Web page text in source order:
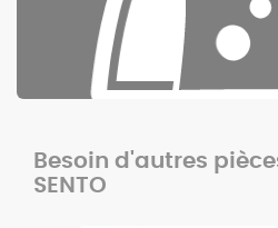
Besoin d'autres
SENTO